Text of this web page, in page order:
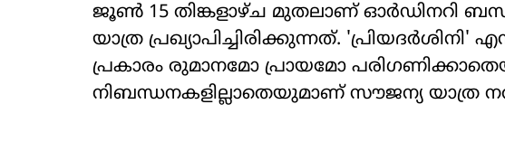
ജൂൺ 15 തിങ്കളാഴ്ച മുതലാണ് ഓർഡിനറി
യാത്ര പ്രഖ്യാപിച്ചിരിക്കുന്നത്. 'പ്രിയദർശിനി'
പ്രകാരം രുമാനമോ പ്രായമോ
നിബന്ധനകളില്ലാതെയുമാണ് സൗജന്യ യാത്ര